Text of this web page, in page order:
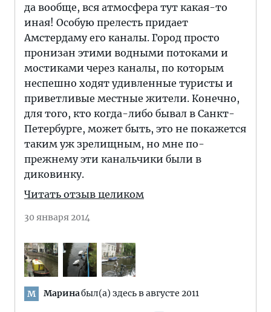
да вообще, вся атмосфера тут какая-то
иная! Особую прелесть придает
Амстердаму его каналы. Город просто
пронизан этими водными потоками и
мостиками через каналы, по которым
неспешно ходят удивленные туристы и
приветливые местные жители. Конечно,
для того, кто когда-либо бывал в Санкт-
Петербурге, может быть, это не покажется
таким уж зрелищным, но мне по-
прежнему эти канальчики были в
диковинку.
Читать отзыв целиком
30 января 2014
М Маринабыл(а) здесь в августе 2011